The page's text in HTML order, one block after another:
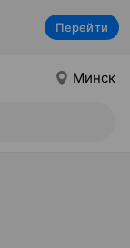
Перейти
Минск